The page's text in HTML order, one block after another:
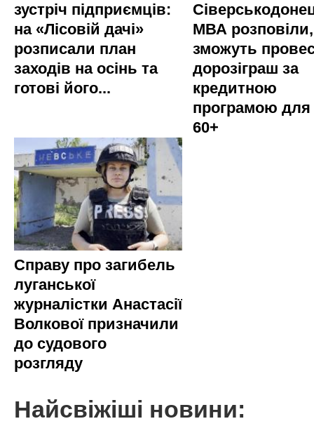
зустріч підприємців:
на «Лісовій дачі»
розписали план
заходів на осінь та
готові його...
МВА
зможуть
дорозіграш за
кредитною
програмою
60+
Справу про загибель
луганської
журналістки Анастасії
Волкової призначили
до судового
розгляду
Найсвіжіші новини: